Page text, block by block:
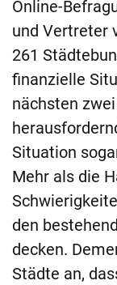
Online-
und Vertreter
261
finanzielle
nächsten
Situation
Mehr als die
den
decken.
Städte an,